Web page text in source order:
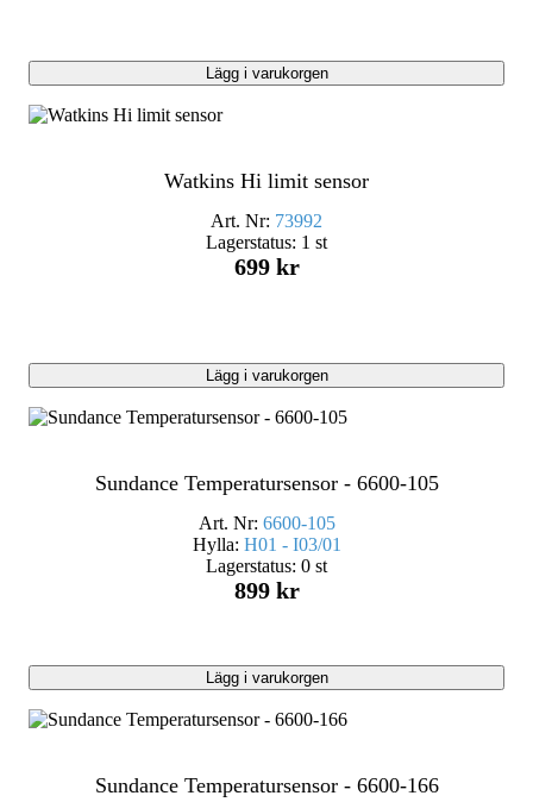
Lägg i varukorgen
Watkins Hi limit sensor
Art. Nr: 73992
Lagerstatus: 1 st
699 kr
Lägg i varukorgen
Sundance Temperatursensor - 6600-105
Art. Nr: 6600-105
Hylla: H01 - I03/01
Lagerstatus: 0 st
899 kr
Lägg i varukorgen
Sundance Temperatursensor - 6600-166